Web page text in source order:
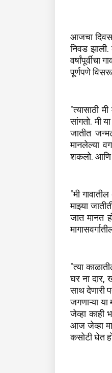
आजचा
निवड
पूर्णपणे
"त्यासाठी
सांगतो. मी
जातीत
मानलेल्या
शकलो. आणि
"मी
माझ्या
जात मानत
"त्या
घर ना
साथ देणारी
जगणाऱ्या
जेव्हा काही
आज जेव्हा
कसोटी घेत